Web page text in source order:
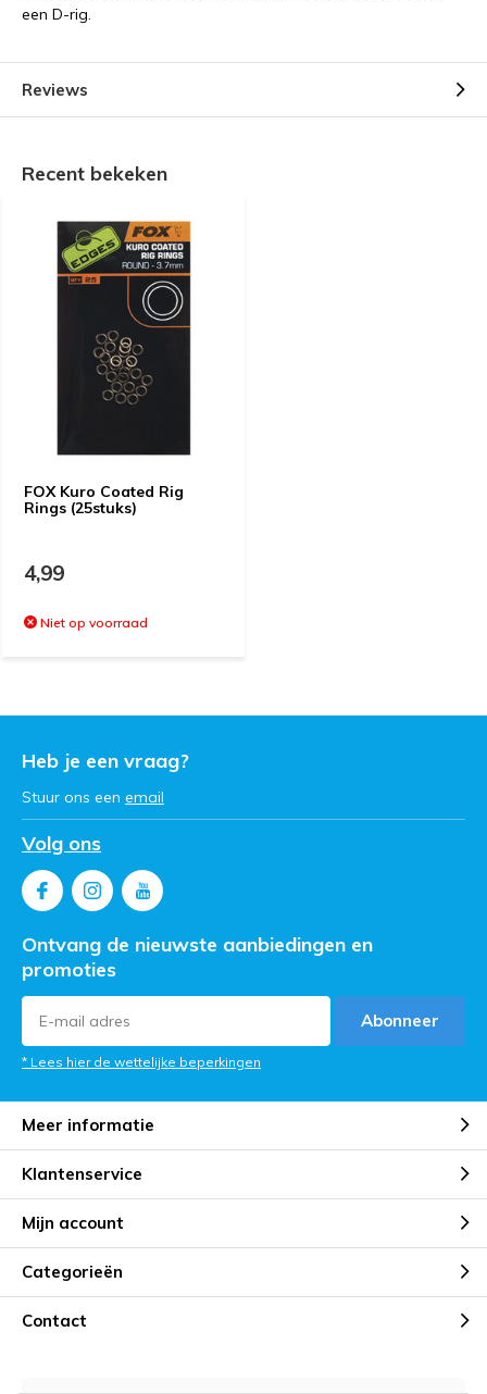
een D-rig.
Reviews
Recent bekeken
FOX Kuro Coated Rig
Rings (25stuks)
4,99
Niet op voorraad
Heb je een vraag?
Stuur ons een email
Volg ons
Ontvang de nieuwste aanbiedingen en
promoties
Abonneer
* Lees hier de wettelijke beperkingen
Meer informatie
Klantenservice
Mijn account
Categorieën
Contact